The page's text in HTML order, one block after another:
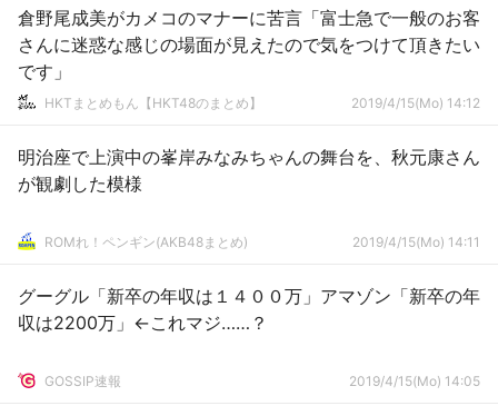
倉野尾成美がカメコのマナーに苦言「富士急で一般のお客
さんに迷惑な感じの場面が見えたので気をつけて頂きたい
です」
HKTまとめもん【HKT48のまとめ】 2019/4/15(Mo) 14:12
明治座で上演中の峯岸みなみちゃんの舞台を、秋元康さん
が観劇した模様
ROMれ！ペンギン(AKB48まとめ) 2019/4/15(Mo) 14:11
グーグル「新卒の年収は１４００万」アマゾン「新卒の年
収は2200万」←これマジ……？
GOSSIP速報 2019/4/15(Mo) 14:05